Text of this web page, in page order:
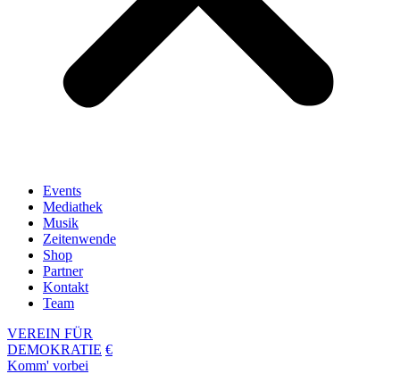
Events
Mediathek
Musik
Zeitenwende
Shop
Partner
Kontakt
Team
VEREIN FÜR
DEMOKRATIE €
Komm' vorbei